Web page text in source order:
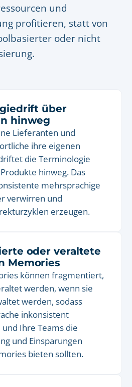
und
profitieren, statt von
oder nicht
über
hinweg
Lieferanten und
ihre eigenen
die Terminologie
hinweg. Das
mehrsprachige
verwirren und
erzeugen.
oder veraltete
Memories
können fragmentiert,
werden, wenn sie
werden, sodass
inkonsistent
Ihre Teams die
und Einsparungen
bieten sollten.